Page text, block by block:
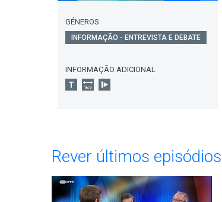
GÉNEROS
INFORMAÇÃO - ENTREVISTA E DEBATE
INFORMAÇÃO ADICIONAL
Rever últimos